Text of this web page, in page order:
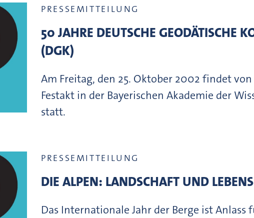
PRESSEMITTEILUNG
50 JAHRE DEUTSCHE GEODÄTISCHE
(DGK)
Am Freitag, den 25. Oktober 2002 findet von
Festakt in der Bayerischen Akademie der
statt.
PRESSEMITTEILUNG
DIE ALPEN: LANDSCHAFT UND
Das Internationale Jahr der Berge ist Anlass